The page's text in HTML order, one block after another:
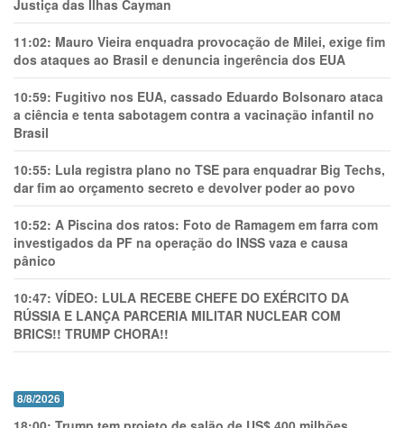
Justiça das Ilhas Cayman
11:02: Mauro Vieira enquadra provocação de Milei, exige fim
dos ataques ao Brasil e denuncia ingerência dos EUA
10:59: Fugitivo nos EUA, cassado Eduardo Bolsonaro ataca
a ciência e tenta sabotagem contra a vacinação infantil no
Brasil
10:55: Lula registra plano no TSE para enquadrar Big Techs,
dar fim ao orçamento secreto e devolver poder ao povo
10:52: A Piscina dos ratos: Foto de Ramagem em farra com
investigados da PF na operação do INSS vaza e causa
pânico
10:47: VÍDEO: LULA RECEBE CHEFE DO EXÉRCITO DA
RÚSSIA E LANÇA PARCERIA MILITAR NUCLEAR COM
BRICS!! TRUMP CHORA!!
8/8/2026